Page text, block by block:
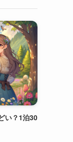
い？1泊30